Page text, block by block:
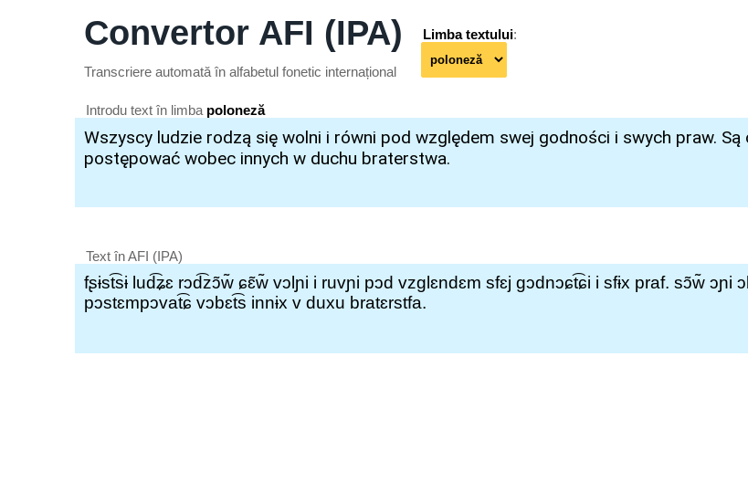
Convertor AFI (IPA)
Transcriere automată în alfabetul fonetic internațional
Limba textului:
Introdu text în limba poloneză
Text în AFI (IPA)